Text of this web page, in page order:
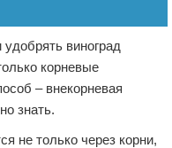
виноград
корневые
– внекорневая
знать.
не только через корни,